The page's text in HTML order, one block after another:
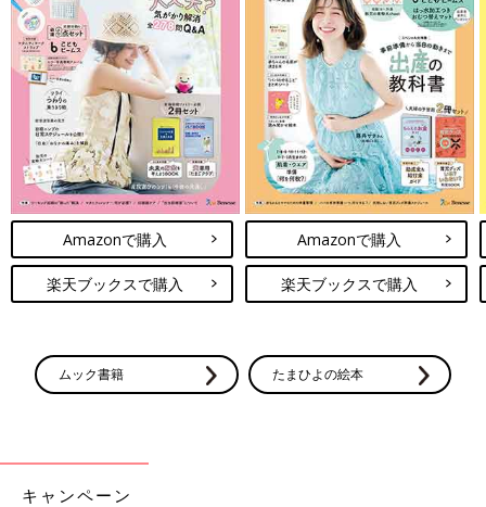
Amazonで購入
楽天ブックスで購入
Amazonで購入
楽天ブックスで購入
ムック書籍 たまひよの絵本
キャンペーン